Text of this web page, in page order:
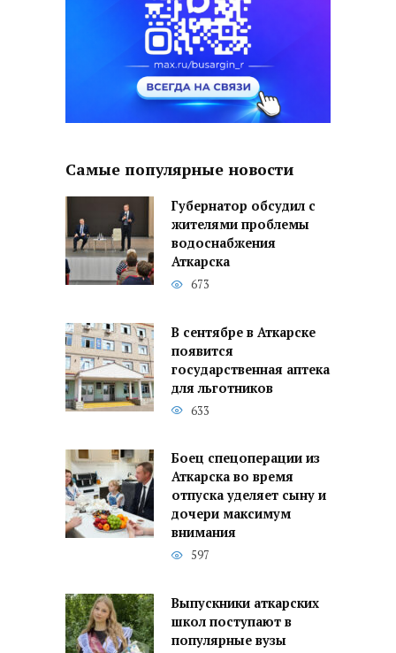
Самые популярные новости
Губернатор обсудил с
жителями проблемы
водоснабжения
Аткарска
673
В сентябре в Аткарске
появится
государственная аптека
для льготников
633
Боец спецоперации из
Аткарска во время
отпуска уделяет сыну и
дочери максимум
внимания
597
Выпускники аткарских
школ поступают в
популярные вузы